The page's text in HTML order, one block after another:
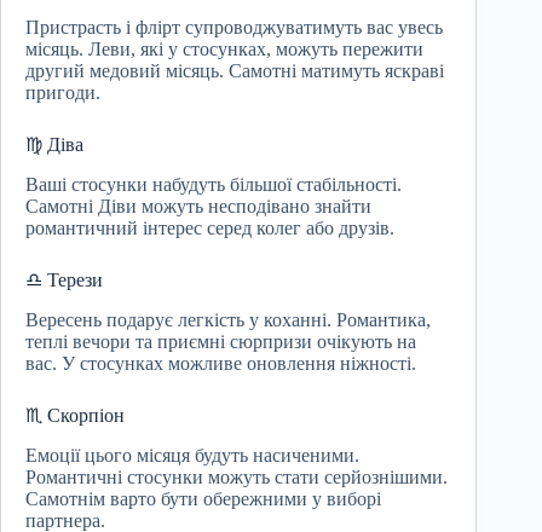
Пристрасть і флірт супроводжуватимуть вас увесь
місяць. Леви, які у стосунках, можуть пережити
другий медовий місяць. Самотні матимуть яскраві
пригоди.
♍ Діва
Ваші стосунки набудуть більшої стабільності.
Самотні Діви можуть несподівано знайти
романтичний інтерес серед колег або друзів.
♎ Терези
Вересень подарує легкість у коханні. Романтика,
теплі вечори та приємні сюрпризи очікують на
вас. У стосунках можливе оновлення ніжності.
♏ Скорпіон
Емоції цього місяця будуть насиченими.
Романтичні стосунки можуть стати серйознішими.
Самотнім варто бути обережними у виборі
партнера.